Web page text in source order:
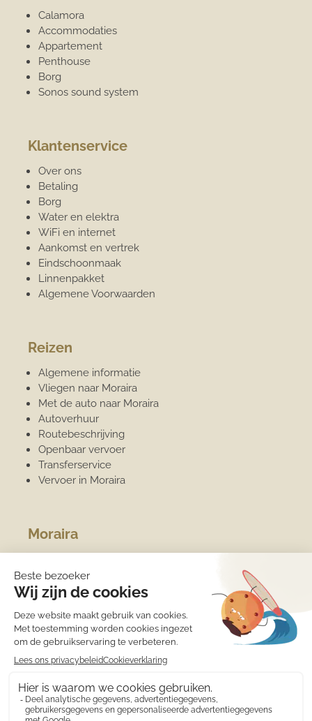
Calamora
Accommodaties
Appartement
Penthouse
Borg
Sonos sound system
Klantenservice
Over ons
Betaling
Borg
Water en elektra
WiFi en internet
Aankomst en vertrek
Eindschoonmaak
Linnenpakket
Algemene Voorwaarden
Reizen
Algemene informatie
Vliegen naar Moraira
Met de auto naar Moraira
Autoverhuur
Routebeschrijving
Openbaar vervoer
Transferservice
Vervoer in Moraira
Moraira
Overwinteren
Jachthaven
Strand
Het weer
Medische zorg
Eten en drinken
Winkels
Wat is er te doen?
Costa Blanca